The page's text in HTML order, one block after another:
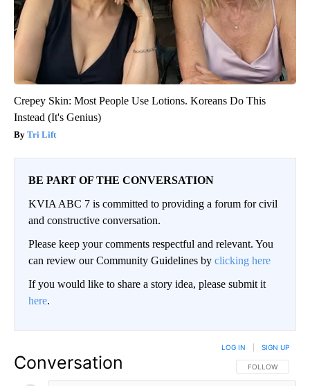
Crepey Skin: Most People Use Lotions. Koreans Do This
Instead (It's Genius)
Tri Lift
BE PART OF THE CONVERSATION
KVIA ABC 7 is committed to providing a forum for civil
and constructive conversation.
Please keep your comments respectful and relevant. You
can review our Community Guidelines by clicking here
If you would like to share a story idea, please submit it
here.
Conversation FOLLOW THIS
FOLLOW
LOG IN SIGN UP